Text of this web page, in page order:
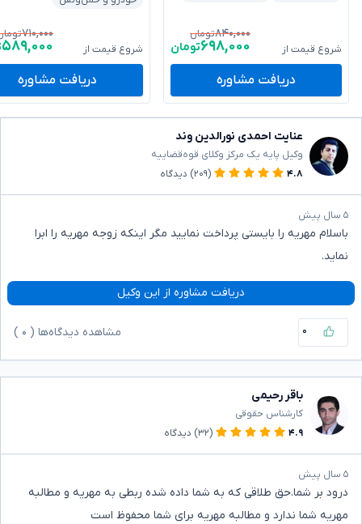
شروع قیمت از
۸۴۰,۰۰۰تومان
۶۹۸,۰۰۰تومان
دریافت مشاوره
شروع قیمت از
۷۱۰,۰۰۰
۵۸۹,۰۰۰
دریافت مشاوره
عنایت احمدی نورالدین وند
وکیل پایه یک مرکز وکلای قوه‌قضاییه
۴.۸
(۲۰۹) دیدگاه
۵ سال پیش
باسلام مهریه را بایستی پرداخت نمایید مگر اینکه زوجه مهریه را ابرا
نماید.
دریافت مشاوره از این وکیل
۰ مشاهده دیدگاه‌ها ( ۰
باقر رحیمی
کارشناس حقوقی
۴.۹
(۳۲) دیدگاه
۵ سال پیش
درود بر شما.حق طلاقی که به شما داده شده ربطی به مهریه و مطالبه
مهریه شما ندارد و مطالبه مهریه برای شما محفوظ است